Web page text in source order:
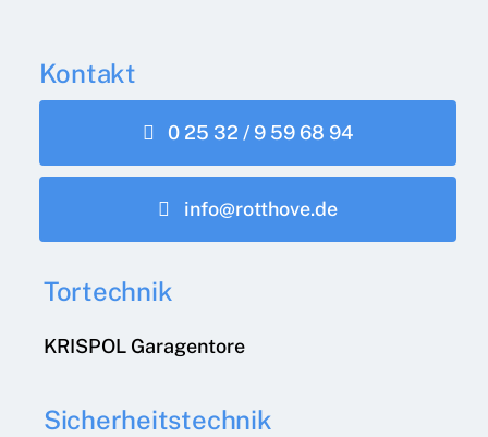
Tortechnik
KRISPOL Garagentore
Sicherheitstechnik
Kontakt
0 25 32 / 9 59 68 94
info@rotthove.de